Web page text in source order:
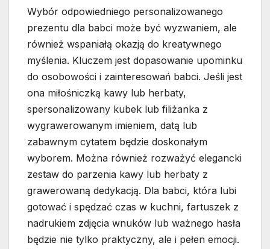
Wybór odpowiedniego personalizowanego
prezentu dla babci może być wyzwaniem, ale
również wspaniałą okazją do kreatywnego
myślenia. Kluczem jest dopasowanie upominku
do osobowości i zainteresowań babci. Jeśli jest
ona miłośniczką kawy lub herbaty,
spersonalizowany kubek lub filiżanka z
wygrawerowanym imieniem, datą lub
zabawnym cytatem będzie doskonałym
wyborem. Można również rozważyć elegancki
zestaw do parzenia kawy lub herbaty z
grawerowaną dedykacją. Dla babci, która lubi
gotować i spędzać czas w kuchni, fartuszek z
nadrukiem zdjęcia wnuków lub ważnego hasła
będzie nie tylko praktyczny, ale i pełen emocji.